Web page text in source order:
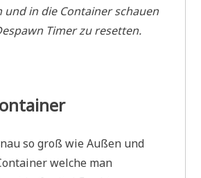
und in die Container schauen
Timer zu resetten.
so groß wie Außen und
welche man